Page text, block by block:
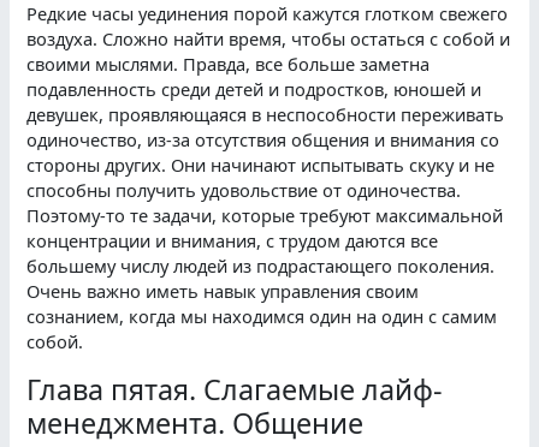
Редкие часы уединения порой кажутся глотком свежего
воздуха. Сложно найти время, чтобы остаться с собой и
своими мыслями. Правда, все больше заметна
подавленность среди детей и подростков, юношей и
девушек, проявляющаяся в неспособности переживать
одиночество, из-за отсутствия общения и внимания со
стороны других. Они начинают испытывать скуку и не
способны получить удовольствие от одиночества.
Поэтому-то те задачи, которые требуют максимальной
концентрации и внимания, с трудом даются все
большему числу людей из подрастающего поколения.
Очень важно иметь навык управления своим
сознанием, когда мы находимся один на один с самим
собой.
Глава пятая. Слагаемые лайф-
менеджмента. Общение